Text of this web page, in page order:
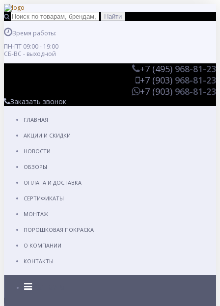
Время работы:
ПН-ПТ 09:00 - 19:00
СБ-ВС - выходной
+7 (495) 968-81-23
+7 (903) 968-81-23
+7 (903) 968-81-23
Заказать звонок
ГЛАВНАЯ
АКЦИИ И СКИДКИ
НОВОСТИ
ОБЗОРЫ
ОПЛАТА И ДОСТАВКА
СЕРТИФИКАТЫ
МОНТАЖ
ПОРОШКОВАЯ ПОКРАСКА
О КОМПАНИИ
КОНТАКТЫ
Каталог